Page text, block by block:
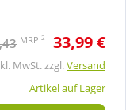
MRP 2 33,99 €
MwSt. zzgl.Versand
Artikel auf Lager